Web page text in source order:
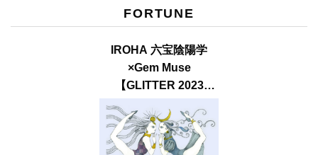
FORTUNE
IROHA 六宝陰陽学
×Gem Muse
【GLITTER 2023
SUMMER issue】